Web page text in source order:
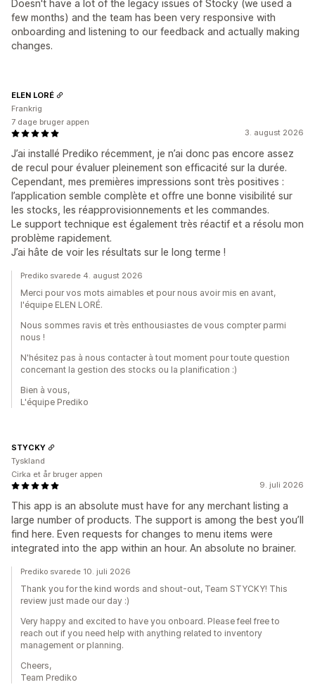
Doesn't have a lot of the legacy issues of Stocky (we used a
few months) and the team has been very responsive with
onboarding and listening to our feedback and actually making
changes.
3. august 2026
J’ai installé Prediko récemment, je n’ai donc pas encore assez
de recul pour évaluer pleinement son efficacité sur la durée.
Cependant, mes premières impressions sont très positives :
l’application semble complète et offre une bonne visibilité sur
les stocks, les réapprovisionnements et les commandes.
Le support technique est également très réactif et a résolu mon
problème rapidement.
J’ai hâte de voir les résultats sur le long terme !
ELEN LORÉ
Frankrig
7 dage bruger appen
Prediko svarede 4. august 2026
Merci pour vos mots aimables et pour nous avoir mis en avant,
l'équipe ELEN LORÉ.
Nous sommes ravis et très enthousiastes de vous compter parmi
nous !
N'hésitez pas à nous contacter à tout moment pour toute question
concernant la gestion des stocks ou la planification :)
Bien à vous,
L'équipe Prediko
9. juli 2026
This app is an absolute must have for any merchant listing a
large number of products. The support is among the best you’ll
find here. Even requests for changes to menu items were
integrated into the app within an hour. An absolute no brainer.
STYCKY
Tyskland
Cirka et år bruger appen
Prediko svarede 10. juli 2026
Thank you for the kind words and shout-out, Team STYCKY! This
review just made our day :)
Very happy and excited to have you onboard. Please feel free to
reach out if you need help with anything related to inventory
management or planning.
Cheers,
Team Prediko